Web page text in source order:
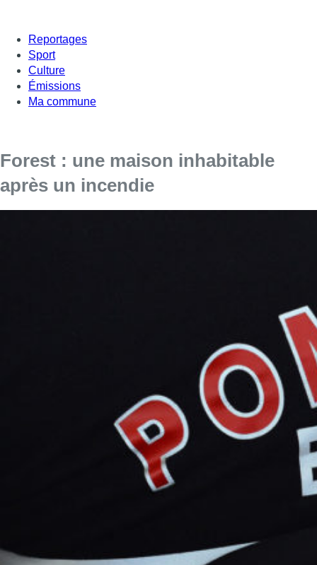
Reportages
Sport
Culture
Émissions
Ma commune
Forest : une maison inhabitable
après un incendie